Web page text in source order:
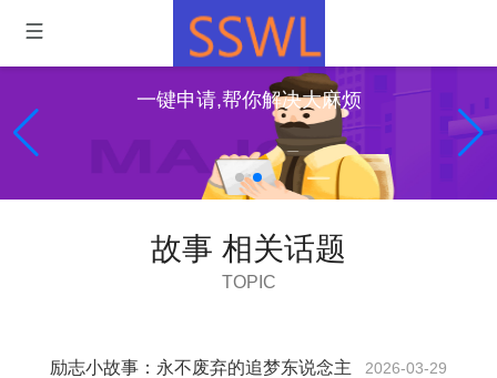
一键申请,帮你解决大麻烦
故事 相关话题
TOPIC
励志小故事：永不废弃的追梦东说念主 2026-03-29